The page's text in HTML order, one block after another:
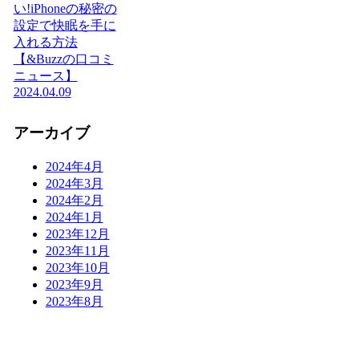
い!iPhoneの秘密の
設定で快眠を手に
入れる方法
【&Buzzの口コミ
ニュース】
2024.04.09
アーカイブ
2024年4月
2024年3月
2024年2月
2024年1月
2023年12月
2023年11月
2023年10月
2023年9月
2023年8月